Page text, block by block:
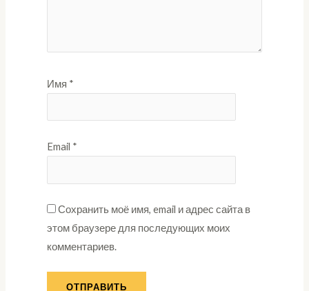
Имя *
Email *
Сохранить моё имя, email и адрес сайта в
этом браузере для последующих моих
комментариев.